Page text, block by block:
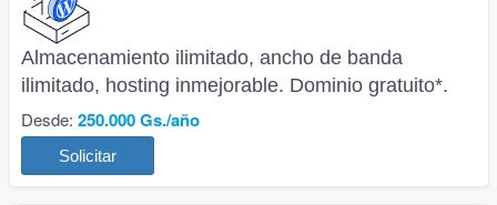
Almacenamiento ilimitado, ancho de banda
ilimitado, hosting inmejorable. Dominio gratuito*.
Desde: 250.000 Gs./año
Solicitar